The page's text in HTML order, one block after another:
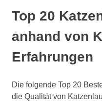
Top 20
anhand von
Erfahrungen
Die folgende Top 20
die Qualität von